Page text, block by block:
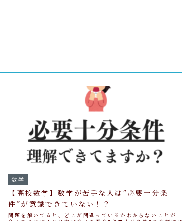
数学
【高校数学】数学が苦手な人は”必要十分条
件”が意識できていない！？
問題を解いてると、どこが間違っているかわからないことが